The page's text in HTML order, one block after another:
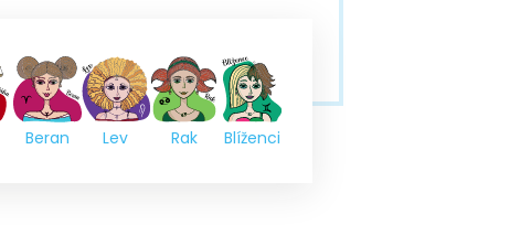
Beran Lev Rak Blíženci